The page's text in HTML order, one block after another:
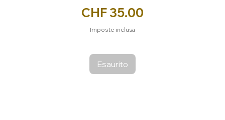
Prezzo
CHF 35.00
Imposte inclusa
Esaurito